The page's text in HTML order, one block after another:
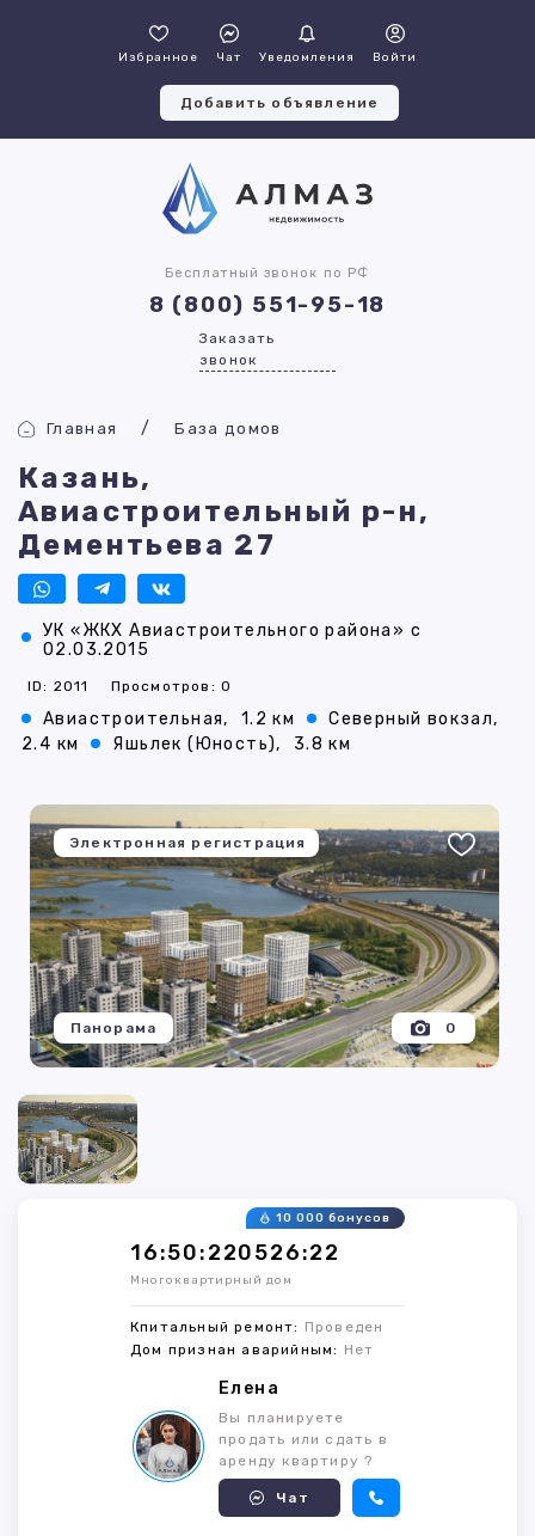
Избранное Чат Уведомления Войти
Добавить объявление
Бесплатный звонок по РФ
8 (800) 551-95-18
Заказать
звонок
Главная База домов
Казань,
Авиастроительный р-н,
Дементьева 27
УК «ЖКХ Авиастроительного района» с
02.03.2015
ID: 2011 Просмотров: 0
Авиастроительная, 1.2 км
Северный вокзал,
2.4 км
Яшьлек (Юность), 3.8 км
Электронная регистрация
0
Панорама
16:50:220526:22
10 000 бонусов
Многоквартирный дом
Кпитальный ремонт: Проведен
Дом признан аварийным: Нет
Елена
Вы планируете
продать или сдать в
аренду квартиру ?
Чат